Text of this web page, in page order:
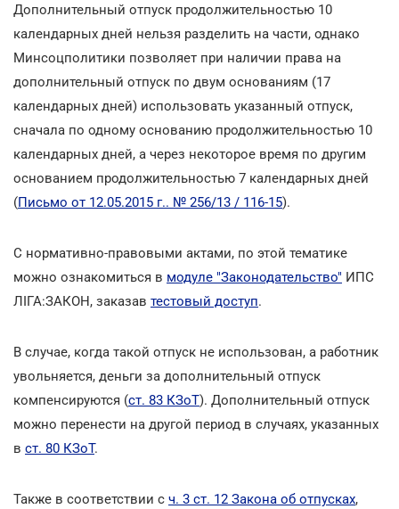
Дополнительный отпуск продолжительностью 10
календарных дней нельзя разделить на части, однако
Минсоцполитики позволяет при наличии права на
дополнительный отпуск по двум основаниям (17
календарных дней) использовать указанный отпуск,
сначала по одному основанию продолжительностью 10
календарных дней, а через некоторое время по другим
основанием продолжительностью 7 календарных дней
(Письмо от 12.05.2015 г.. № 256/13 / 116-15).
С нормативно-правовыми актами, по этой тематике
можно ознакомиться в модуле "Законодательство" ИПС
ЛІГА:ЗАКОН, заказав тестовый доступ.
В случае, когда такой отпуск не использован, а работник
увольняется, деньги за дополнительный отпуск
компенсируются (ст. 83 КЗоТ). Дополнительный отпуск
можно перенести на другой период в случаях, указанных
в ст. 80 КЗоТ.
Также в соответствии с ч. 3 ст. 12 Закона об отпусках,